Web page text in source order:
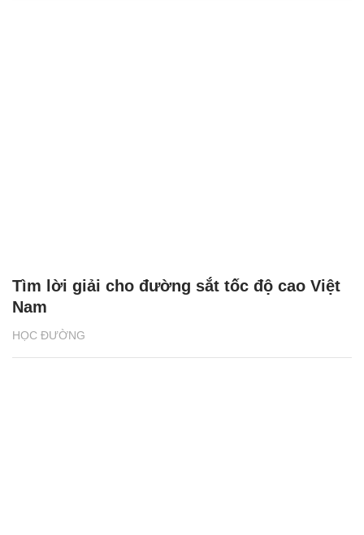
HỌC ĐƯỜNG
Tìm lời giải cho đường sắt tốc độ cao Việt
Nam